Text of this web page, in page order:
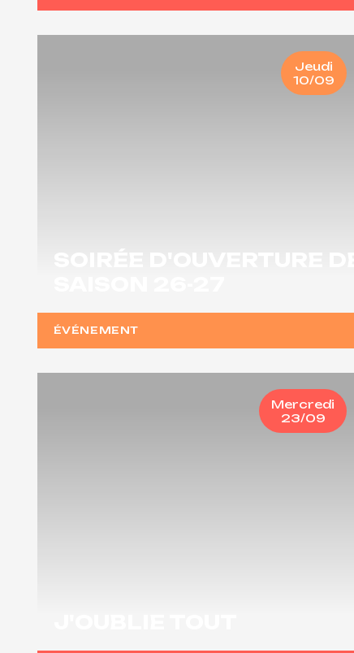
Jeudi
10/09
ÉVÉNEMENT
Mercredi
23/09